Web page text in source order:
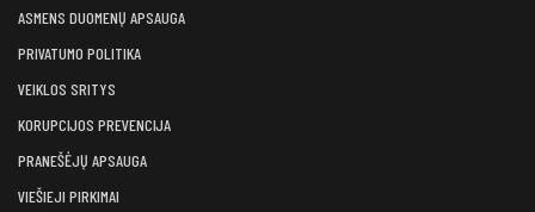
ASMENS DUOMENŲ APSAUGA
PRIVATUMO POLITIKA
VEIKLOS SRITYS
KORUPCIJOS PREVENCIJA
PRANEŠĖJŲ APSAUGA
VIEŠIEJI PIRKIMAI